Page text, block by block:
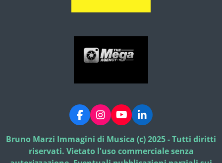
F
a
c
e
b
I
n
s
t
a
Y
o
u
T
u
L
i
n
k
e
Bruno Marzi Immagini di Musica (c) 2025 - Tutti diritti
riservati. Vietato l'uso commerciale senza